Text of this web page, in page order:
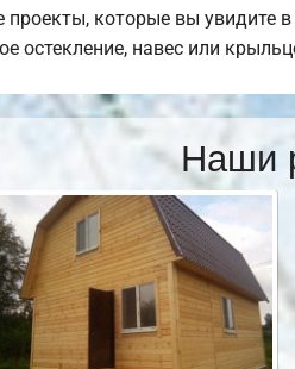
проекты, которые вы увидите
остекление, навес или
Наши